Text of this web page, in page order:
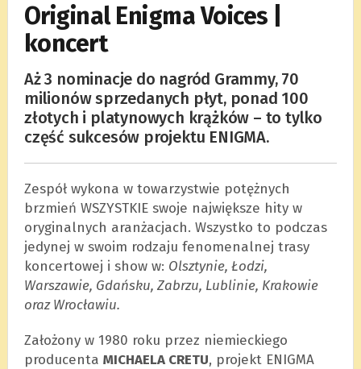
Original Enigma Voices |
koncert
Aż 3 nominacje do nagród Grammy, 70
milionów sprzedanych płyt, ponad 100
złotych i platynowych krążków – to tylko
część sukcesów projektu ENIGMA.
Zespół wykona w towarzystwie potężnych
brzmień WSZYSTKIE swoje największe hity w
oryginalnych aranżacjach. Wszystko to podczas
jedynej w swoim rodzaju fenomenalnej trasy
koncertowej i show w: Olsztynie, Łodzi,
Warszawie, Gdańsku, Zabrzu, Lublinie, Krakowie
oraz Wrocławiu.
Założony w 1980 roku przez niemieckiego
producenta MICHAELA CRETU, projekt ENIGMA